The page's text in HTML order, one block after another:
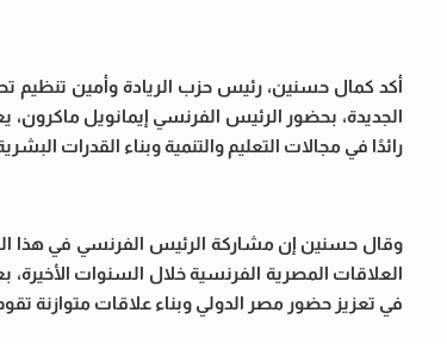
أكد كمال حسنين، رئيس حزب الريادة وأمين تنظيم
الجديدة، بحضور الرئيس الفرنسي إيمانويل ماكرون،
رائدًا في مجالات التعليم والتنمية وبناء القدرات
وقال حسنين إن مشاركة الرئيس الفرنسي في هذا
العلاقات المصرية الفرنسية خلال السنوات
في تعزيز حضور مصر الدولي وبناء علاقات متوازنة